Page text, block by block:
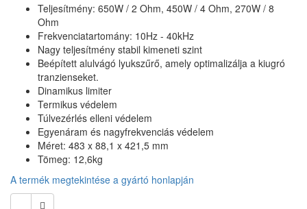
Teljesítmény: 650W / 2 Ohm, 450W / 4 Ohm, 270W / 8
Ohm
Frekvenciatartomány: 10Hz - 40kHz
Nagy teljesítmény stabil kimeneti szint
Beépített alulvágó lyukszűrő, amely optimalizálja a kiugró
tranzienseket.
Dinamikus limiter
Termikus védelem
Túlvezérlés elleni védelem
Egyenáram és nagyfrekvenciás védelem
Méret: 483 x 88,1 x 421,5 mm
Tömeg: 12,6kg
A termék megtekintése a gyártó honlapján